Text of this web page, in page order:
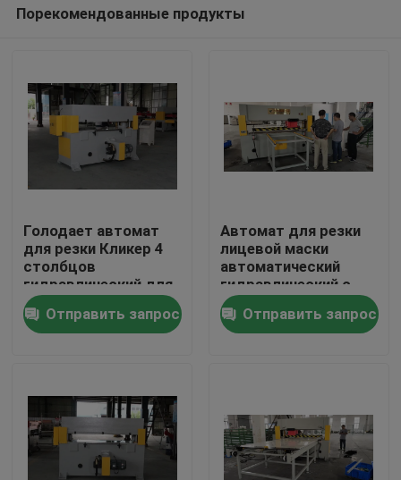
Продукты
О нас
Проверка качества
Порекомендованные продукты
Голодает автомат
для резки Кликер 4
столбцов
гидравлический для
лицевого щитка
гермошлема Н95
Отправить запрос
Автомат для резки
лицевой маски
автоматический
гидравлический с
высоким классом
исполнения
Отправить запрос